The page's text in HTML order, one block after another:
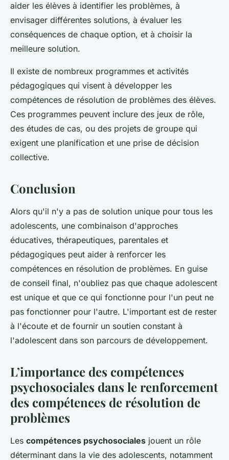
aider les élèves à identifier les problèmes, à
envisager différentes solutions, à évaluer les
conséquences de chaque option, et à choisir la
meilleure solution.
Il existe de nombreux programmes et activités
pédagogiques qui visent à développer les
compétences de résolution de problèmes des élèves.
Ces programmes peuvent inclure des jeux de rôle,
des études de cas, ou des projets de groupe qui
exigent une planification et une prise de décision
collective.
Conclusion
Alors qu'il n'y a pas de solution unique pour tous les
adolescents, une combinaison d'approches
éducatives, thérapeutiques, parentales et
pédagogiques peut aider à renforcer les
compétences en résolution de problèmes. En guise
de conseil final, n'oubliez pas que chaque adolescent
est unique et que ce qui fonctionne pour l'un peut ne
pas fonctionner pour l'autre. L'important est de rester
à l'écoute et de fournir un soutien constant à
l'adolescent dans son parcours de développement.
L’importance des compétences
psychosociales dans le renforcement
des compétences de résolution de
problèmes
Les compétences psychosociales jouent un rôle
déterminant dans la vie des adolescents, notamment